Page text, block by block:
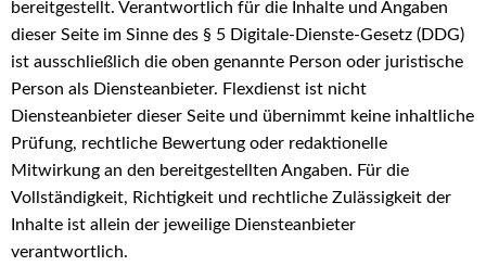
bereitgestellt. Verantwortlich für die Inhalte und Angaben
dieser Seite im Sinne des § 5 Digitale-Dienste-Gesetz (DDG)
ist ausschließlich die oben genannte Person oder juristische
Person als Diensteanbieter. Flexdienst ist nicht
Diensteanbieter dieser Seite und übernimmt keine inhaltliche
Prüfung, rechtliche Bewertung oder redaktionelle
Mitwirkung an den bereitgestellten Angaben. Für die
Vollständigkeit, Richtigkeit und rechtliche Zulässigkeit der
Inhalte ist allein der jeweilige Diensteanbieter
verantwortlich.